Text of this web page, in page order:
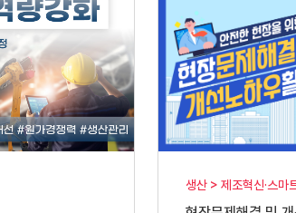
생산 > 제조혁신·스마